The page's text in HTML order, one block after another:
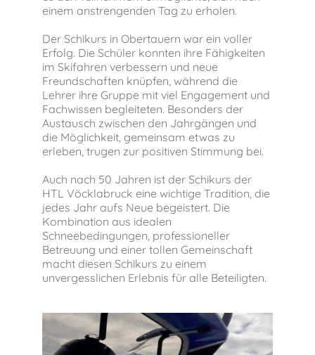
einem anstrengenden Tag zu erholen.
Der Schikurs in Obertauern war ein voller
Erfolg. Die Schüler konnten ihre Fähigkeiten
im Skifahren verbessern und neue
Freundschaften knüpfen, während die
Lehrer ihre Gruppe mit viel Engagement und
Fachwissen begleiteten. Besonders der
Austausch zwischen den Jahrgängen und
die Möglichkeit, gemeinsam etwas zu
erleben, trugen zur positiven Stimmung bei.
Auch nach 50 Jahren ist der Schikurs der
HTL Vöcklabruck eine wichtige Tradition, die
jedes Jahr aufs Neue begeistert. Die
Kombination aus idealen
Schneebedingungen, professioneller
Betreuung und einer tollen Gemeinschaft
macht diesen Schikurs zu einem
unvergesslichen Erlebnis für alle Beteiligten.